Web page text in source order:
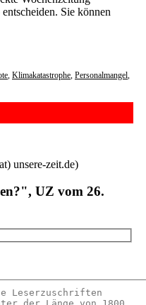
Sie können
, Klimakatastrophe, Personalmangel,
unsere-zeit.de)
UZ vom 26.